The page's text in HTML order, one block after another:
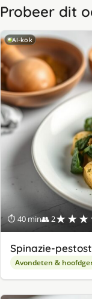
Probeer dit
AI-kok
⏱ 40 min👥 2
Spinazie-
Avondeten &